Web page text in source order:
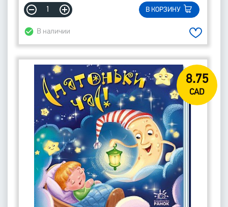
В КОРЗИНУ
В наличии
8.75
CAD